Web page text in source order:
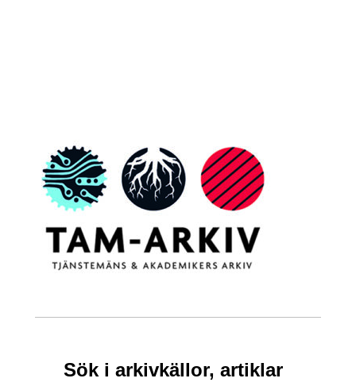
Sök i arkivkällor, artiklar